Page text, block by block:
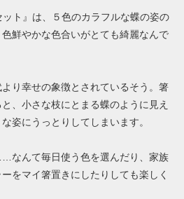
ト 』は、５色のカラフルな蝶の姿の
鮮やかな色合いがとても綺麗なんで
り幸せの象徴とされているそう。箸
、小さな枝にとまる蝶のように見え
姿にうっとりしてしまいます。
なんて毎日使う色を選んだり、家族
をマイ箸置きにしたりしても楽しく